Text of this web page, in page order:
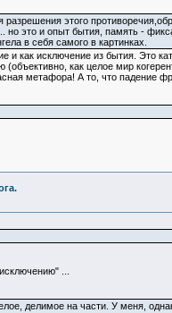
этого
но это и опыт бытия, память -
в себя самого в картинках.
как исключение из бытия. Это
как целое мир
метафора! А то, что падение
...
делимое на части. У меня,